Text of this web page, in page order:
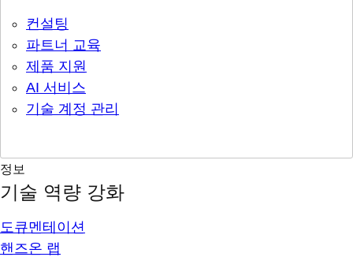
컨설팅
파트너 교육
제품 지원
AI 서비스
기술 계정 관리
정보
기술 역량 강화
도큐멘테이션
핸즈온 랩